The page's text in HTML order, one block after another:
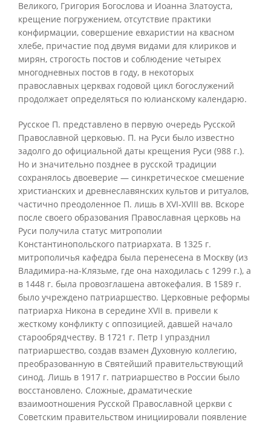
Великого, Григория Богослова и Иоанна Златоуста,
крещение погружением, отсутствие практики
конфирмации, совершение евхаристии на квасном
хлебе, причастие под двумя видами для клириков и
мирян, строгость постов и соблюдение четырех
многодневных постов в году, в некоторых
православных церквах годовой цикл богослужений
продолжает определяться по юлианскому календарю.
Русское П. представлено в первую очередь Русской
Православной церковью. П. на Руси было известно
задолго до официальной даты крещения Руси (988 г.).
Но и значительно позднее в русской традиции
сохранялось двоеверие — синкретическое смешение
христианских и древнеславянских культов и ритуалов,
частично преодоленное П. лишь в XVI-XVIII вв. Вскоре
после своего образования Православная церковь на
Руси получила статус митрополии
Константинопольского патриархата. В 1325 г.
митрополичья кафедра была перенесена в Москву (из
Владимира-на-Клязьме, где она находилась с 1299 г.), а
в 1448 г. была провозглашена автокефалия. В 1589 г.
было учреждено патриаршество. Церковные реформы
патриарха Никона в середине XVII в. привели к
жесткому конфликту с оппозицией, давшей начало
старообрядчеству. В 1721 г. Петр I упразднил
патриаршество, создав взамен Духовную коллегию,
преобразованную в Святейший правительствующий
синод. Лишь в 1917 г. патриаршество в России было
восстановлено. Сложные, драматические
взаимоотношения Русской Православной церкви с
Советским правительством инициировали появление